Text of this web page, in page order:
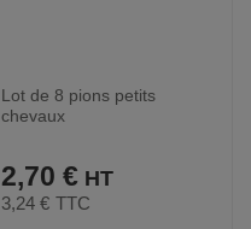
Lot de 8 pions petits
chevaux
2,70 €
3,24 € TTC